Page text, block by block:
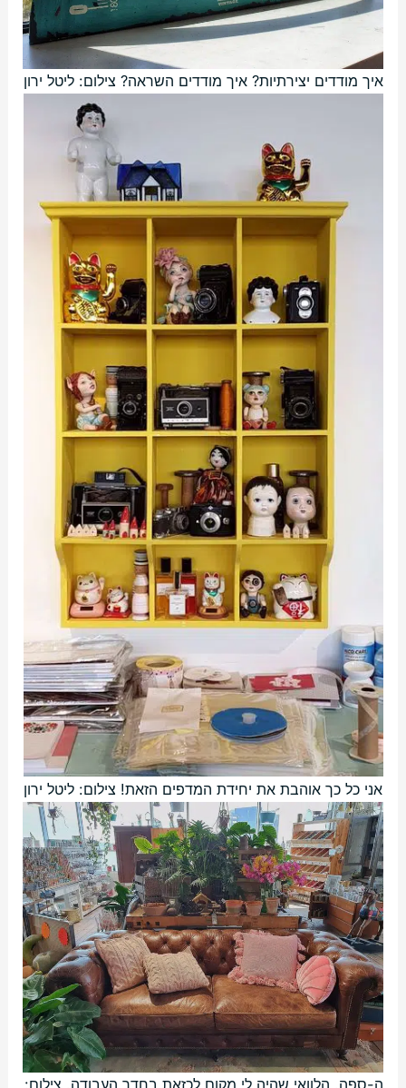
איך מודדים יצירתיות? איך מודדים השראה? צילום: ליטל ירון
אני כל כך אוהבת את יחידת המדפים הזאת! צילום: ליטל ירון
ה-ספה. הלוואי שהיה לי מקום לכזאת בחדר העבודה. צילום: